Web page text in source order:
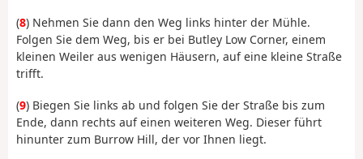
(8) Nehmen Sie dann den Weg links hinter der Mühle.
Folgen Sie dem Weg, bis er bei Butley Low Corner, einem
kleinen Weiler aus wenigen Häusern, auf eine kleine Straße
trifft.
(9) Biegen Sie links ab und folgen Sie der Straße bis zum
Ende, dann rechts auf einen weiteren Weg. Dieser führt
hinunter zum Burrow Hill, der vor Ihnen liegt.